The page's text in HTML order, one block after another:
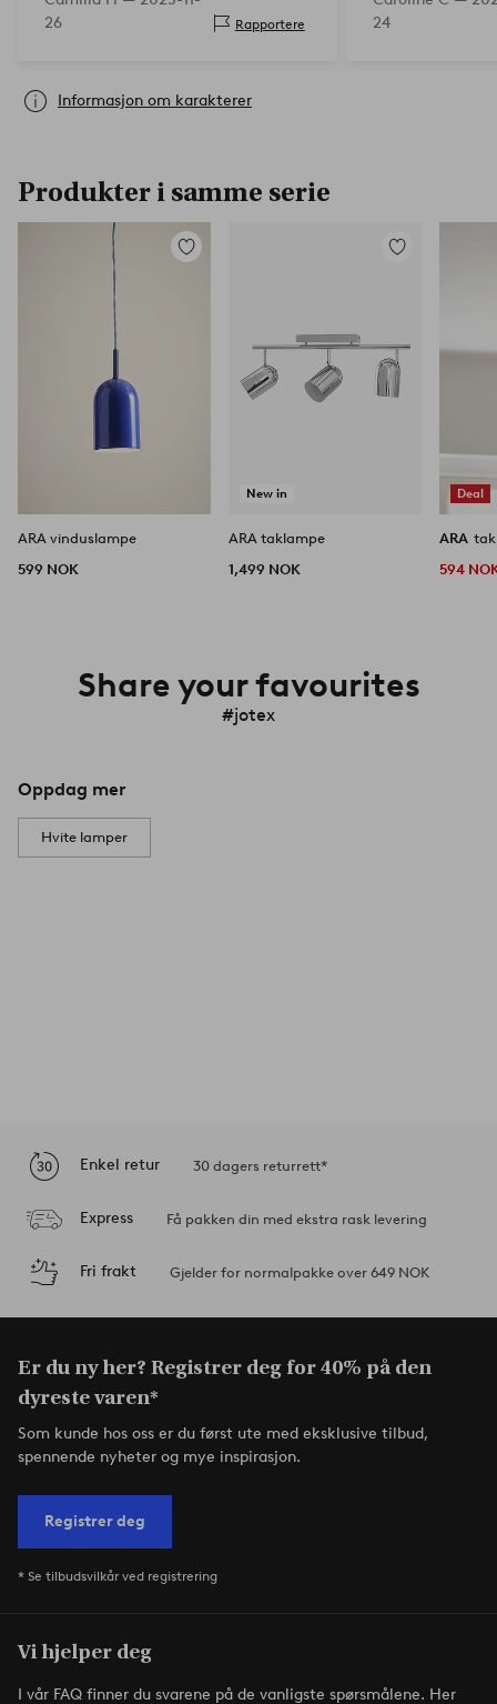
26
Rapportere
24
Informasjon om karakterer
Produkter i samme serie
Legg
ARA vinduslampe
599 NOK
New in
Legg
ARA taklampe
1,499 NOK
Deal
ARA
594
Share your favourites
#jotex
Oppdag mer
Hvite lamper
Enkel retur 30 dagers returrett*
Express Få pakken din med ekstra rask levering
Fri frakt Gjelder for normalpakke over 649 NOK
Er du ny her? Registrer deg for 40% på den
dyreste varen*
Som kunde hos oss er du først ute med eksklusive tilbud,
spennende nyheter og mye inspirasjon.
Registrer deg
* Se tilbudsvilkår ved registrering
Vi hjelper deg
I vår FAQ finner du svarene på de vanligste spørsmålene. Her